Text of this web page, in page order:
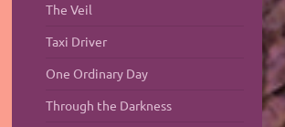
The Veil
Taxi Driver
One Ordinary Day
Through the Darkness